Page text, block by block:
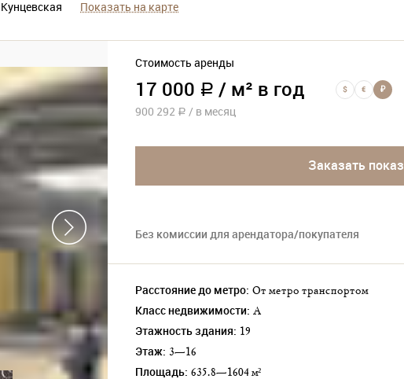
Показать на карте
Стоимость аренды
17 000 a / м² в год $ € ₽
900 292 a / в месяц
Заказать показ
Без комиссии для арендатора/покупателя
Расстояние до метро: от метро транспортом
Класс недвижимости: A
Этажность здания: 19
Этаж: 3—16
Площадь: 635.8—1604 м²